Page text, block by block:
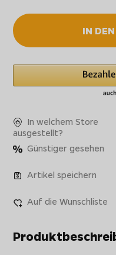
IN
In welchem Store
ausgestellt?
Günstiger gesehen
Artikel speichern
Auf die Wunschliste